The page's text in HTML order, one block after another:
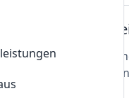
Deinen
du einen tollen
Token
zu genießen!